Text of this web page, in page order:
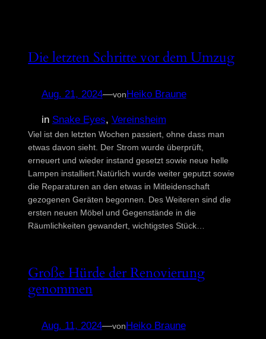
neues?
[News]
Die letzten Schritte vor dem Umzug
Aug. 21, 2024—vonHeiko Braune
in Snake Eyes, Vereinsheim
Viel ist den letzten Wochen passiert, ohne dass man
etwas davon sieht. Der Strom wurde überprüft,
erneuert und wieder instand gesetzt sowie neue helle
Lampen installiert.Natürlich wurde weiter geputzt sowie
die Reparaturen an den etwas in Mitleidenschaft
gezogenen Geräten begonnen. Des Weiteren sind die
ersten neuen Möbel und Gegenstände in die
Räumlichkeiten gewandert, wichtigstes Stück…
Große Hürde der Renovierung
genommen
Aug. 11, 2024—vonHeiko Braune